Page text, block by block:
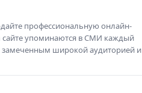
профессиональную онлайн-
упоминаются в СМИ каждый
замеченным широкой аудиторией и